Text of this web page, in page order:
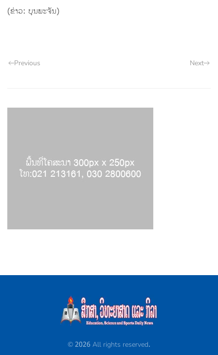
(ຂ່າວ: ບຸນພະຈັນ)
Previous Next
©2026All rights reserved.